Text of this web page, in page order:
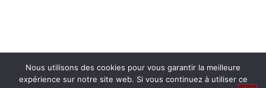
Nous utilisons des cookies pour vous garantir la meilleure
expérience sur notre site web. Si vous continuez à utiliser ce